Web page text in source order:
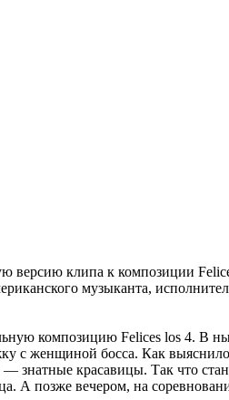
клипа к композиции
музыканта,
композицию Felices los 4. В
женщиной босса. Как
красавицы. Так что
А позже вечером, на